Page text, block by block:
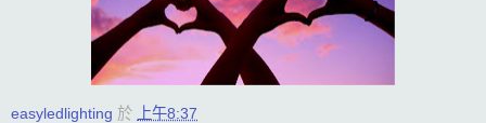
easyledlighting 於 上午8:37